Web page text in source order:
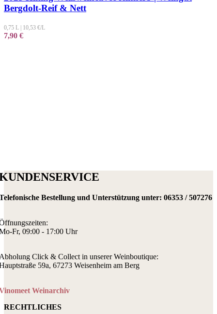
Bergdolt-Reif & Nett
0,75 L | 10,53 €/L
7,90 €
Bestellung und Unterstützung unter: 06353 / 507276
Fr, 09:00 - 17:00 Uhr
Click & Collect in unserer Weinboutique:
59a, 67273 Weisenheim am Berg
Weinarchiv
RECHTLICHES